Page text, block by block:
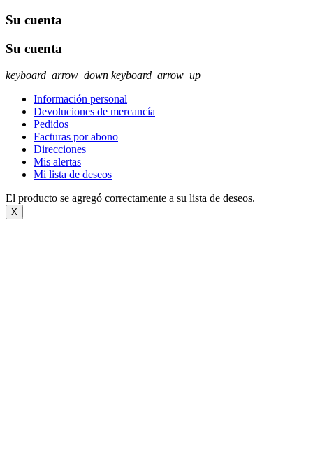
Su cuenta
Su cuenta
keyboard_arrow_down keyboard_arrow_up
Información personal
Devoluciones de mercancía
Pedidos
Facturas por abono
Direcciones
Mis alertas
Mi lista de deseos
El producto se agregó correctamente a su lista de deseos.
X